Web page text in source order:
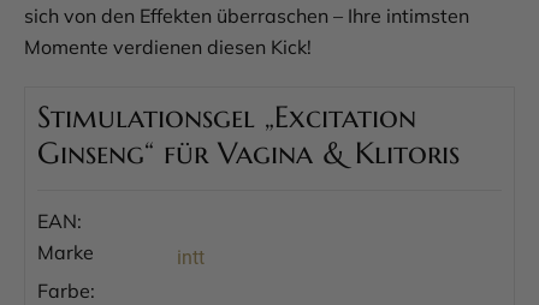
sich von den Effekten überraschen – Ihre intimsten
Momente verdienen diesen Kick!
Stimulationsgel „Excitation
Ginseng“ für Vagina & Klitoris
EAN:
Marke
intt
Farbe: